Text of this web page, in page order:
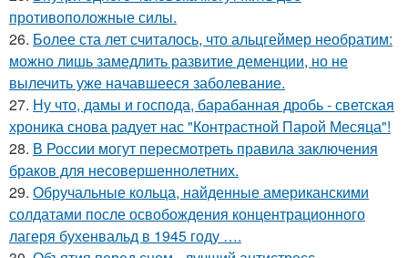
противоположные силы.
26. Более ста лет считалось, что альцгеймер необратим:
можно лишь замедлить развитие деменции, но не
вылечить уже начавшееся заболевание.
27. Ну что, дамы и господа, барабанная дробь - светская
хроника снова радует нас "Контрастной Парой Месяца"!
28. В России могут пересмотреть правила заключения
браков для несовершеннолетних.
29. Обручальные кольца, найденные американскими
солдатами после освобождения концентрационного
лагеря бухенвальд в 1945 году ….